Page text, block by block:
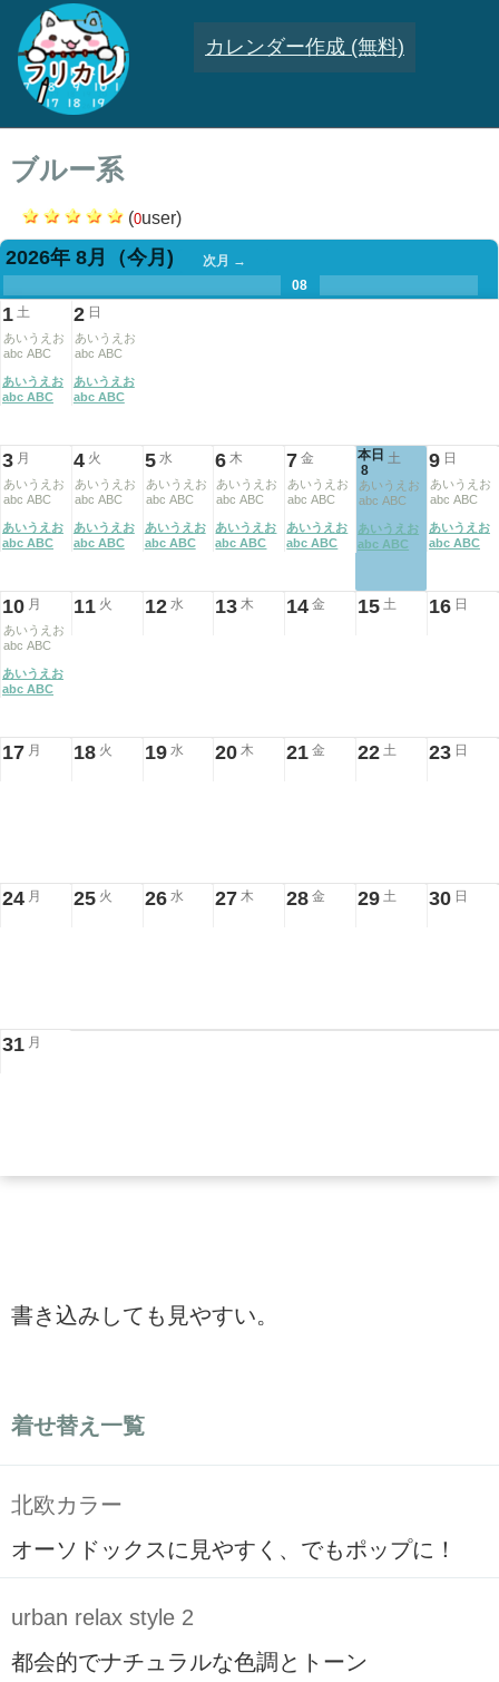
カレンダー作成 (無料)
ブルー系
(0user)
2026年 8月 （今月)
次月 →
08
1 土
あいうえお
abc ABC
あいうえお
abc ABC
2 日
あいうえお
abc ABC
あいうえお
abc ABC
3 月
あいうえお
abc ABC
あいうえお
abc ABC
4 火
あいうえお
abc ABC
あいうえお
abc ABC
5 水
あいうえお
abc ABC
あいうえお
abc ABC
6 木
あいうえお
abc ABC
あいうえお
abc ABC
7 金
あいうえお
abc ABC
あいうえお
abc ABC
本日
8
土
あいうえお
abc ABC
あいうえお
abc ABC
9 日
あいうえお
abc ABC
あいうえお
abc ABC
10 月
あいうえお
abc ABC
あいうえお
abc ABC
11 火 12 水 13 木 14 金 15 土 16 日
17 月 18 火 19 水 20 木 21 金 22 土 23 日
24 月 25 火 26 水 27 木 28 金 29 土 30 日
31 月
書き込みしても見やすい。
着せ替え一覧
北欧カラー
オーソドックスに見やすく、でもポップに！
urban relax style 2
都会的でナチュラルな色調とトーン